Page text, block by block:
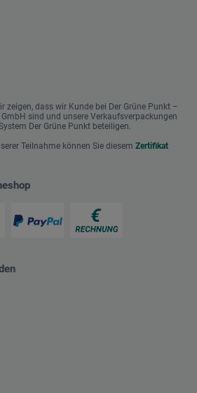
zeigen, dass wir Kunde bei Der Grüne Punkt –
sind und unsere Verkaufsverpackungen
Der Grüne Punkt beteiligen.
Teilnahme können Sie diesem Zertifikat